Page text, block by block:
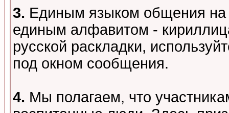
3. Единым языком общения на
единым алфавитом -
русской раскладки,
под окном сообщения.
4. Мы полагаем, что